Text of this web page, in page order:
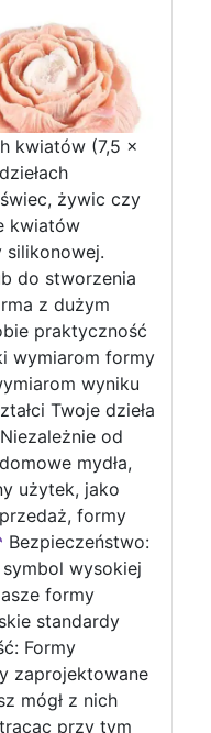
kwiatów (7,5 x
żywic czy
kwiatów
silikonowej.
do stworzenia
z dużym
praktyczność
wymiarom formy
wyniku
Twoje dzieła
od
mydła,
użytek, jako
formy
Bezpieczeństwo:
symbol wysokiej
formy
standardy
Formy
zaprojektowane
mógł z nich
przy tym